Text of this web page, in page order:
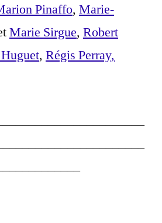
Pinaffo, Marie-
Marie Sirgue, Robert
, Régis Perray,